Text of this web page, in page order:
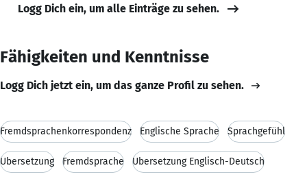
Logg Dich ein, um alle Einträge zu sehen.
Fähigkeiten und Kenntnisse
Logg Dich jetzt ein, um das ganze Profil zu sehen.
Fremdsprachenkorrespondenz Englische Sprache Sprachgefühl
Übersetzung Fremdsprache Übersetzung Englisch-Deutsch